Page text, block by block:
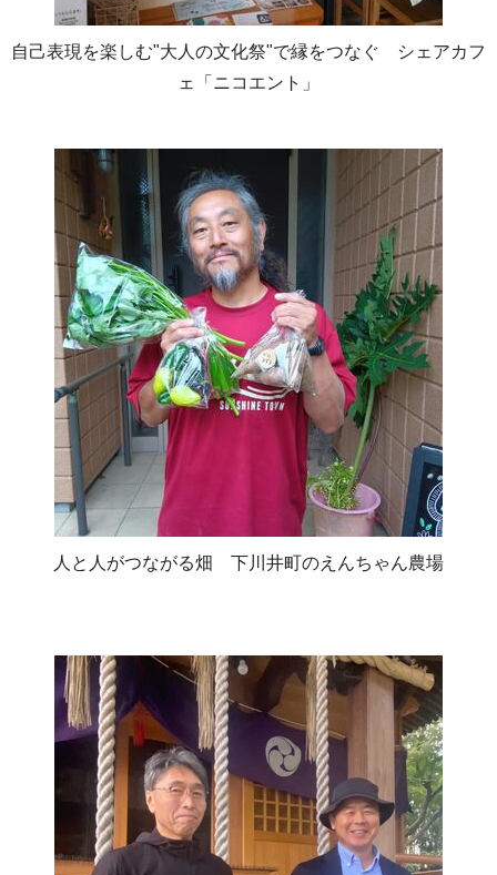
自己表現を楽しむ"大人の文化祭"で縁をつなぐ シェアカフ
ェ「ニコエント」
人と人がつながる畑 下川井町のえんちゃん農場